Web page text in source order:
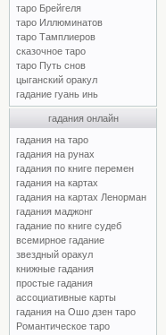
таро Брейгеля
таро Иллюминатов
таро Тамплиеров
сказочное таро
таро Путь снов
цыганский оракул
гадание гуань инь
гадания онлайн
гадания на таро
гадания на рунах
гадания по книге перемен
гадания на картах
гадания на картах Ленорман
гадания маджонг
гадание по книге судеб
всемирное гадание
звездный оракул
книжные гадания
простые гадания
ассоциативные карты
гадания на Ошо дзен таро
Романтическое таро